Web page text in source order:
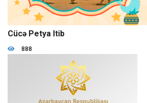
Cücə Petya Itib
888